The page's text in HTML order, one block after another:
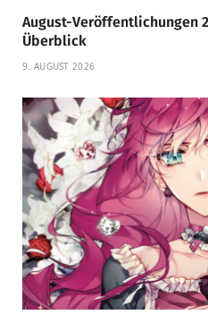
August-Veröffentlichungen
Überblick
9. AUGUST 2026